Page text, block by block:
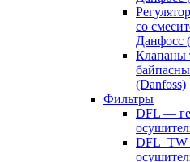
со
Данфосс
Клапаны
(Danfoss)
Фильтры
DFL —
DFL_TW